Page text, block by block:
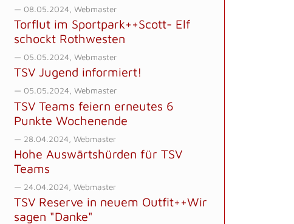
— 08.05.2024, Webmaster
Torflut im Sportpark++Scott- Elf
schockt Rothwesten
— 05.05.2024, Webmaster
TSV Jugend informiert!
— 05.05.2024, Webmaster
TSV Teams feiern erneutes 6
Punkte Wochenende
— 28.04.2024, Webmaster
Hohe Auswärtshürden für TSV
Teams
— 24.04.2024, Webmaster
TSV Reserve in neuem Outfit++Wir
sagen "Danke"